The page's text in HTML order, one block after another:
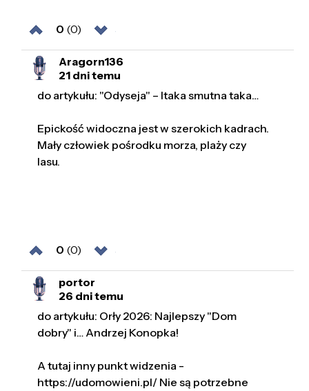
0 (0)
Aragorn136
21 dni temu
do artykułu: "Odyseja" – Itaka smutna taka…
Epickość widoczna jest w szerokich kadrach.
Mały człowiek pośrodku morza, plaży czy
lasu.
0 (0)
portor
26 dni temu
do artykułu: Orły 2026: Najlepszy "Dom
dobry" i… Andrzej Konopka!
A tutaj inny punkt widzenia -
https://udomowieni.pl/ Nie są potrzebne